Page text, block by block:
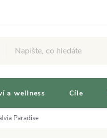
a wellness Cíle
Paradise